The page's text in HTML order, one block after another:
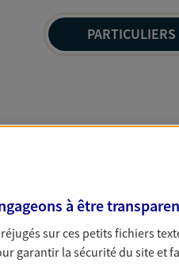
PARTICULIERS
à être
sur ces petits fichiers
garantir la sécurité du site et